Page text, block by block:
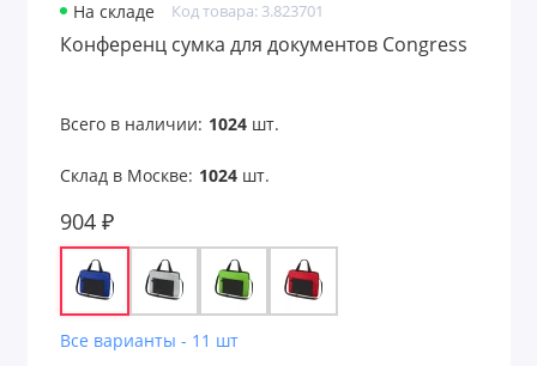
На складе Код товара: 3.823701
Конференц сумка для документов Congress
Всего в наличии: 1024шт.
Склад в Москве: 1024шт.
904 ₽
Все варианты - 11 шт